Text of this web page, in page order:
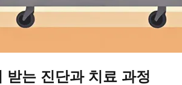
받는 진단과 치료 과정